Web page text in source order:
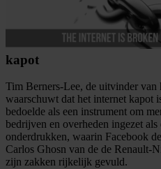
kapot
Tim Berners-Lee, de uitvinder van
waarschuwt dat het internet kapot
bedoelde als een instrument om
bedrijven en overheden ingezet
onderdrukken, waarin Facebook
Carlos Ghosn van de de Renault-
zijn zakken rijkelijk gevuld.